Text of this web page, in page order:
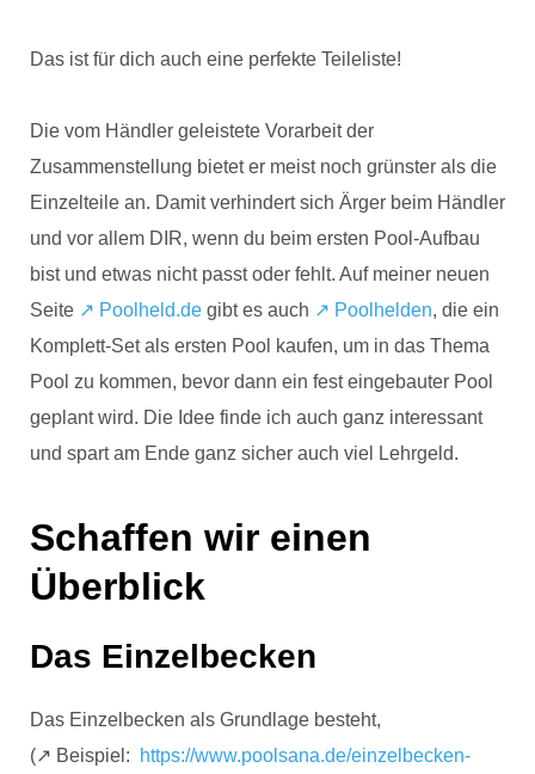
Das ist für dich auch eine perfekte Teileliste!
Die vom Händler geleistete Vorarbeit der
Zusammenstellung bietet er meist noch grünster als die
Einzelteile an. Damit verhindert sich Ärger beim Händler
und vor allem DIR, wenn du beim ersten Pool-Aufbau
bist und etwas nicht passt oder fehlt. Auf meiner neuen
Seite ↗️ Poolheld.de gibt es auch ↗️ Poolhelden, die ein
Komplett-Set als ersten Pool kaufen, um in das Thema
Pool zu kommen, bevor dann ein fest eingebauter Pool
geplant wird. Die Idee finde ich auch ganz interessant
und spart am Ende ganz sicher auch viel Lehrgeld.
Schaffen wir einen
Überblick
Das Einzelbecken
Das Einzelbecken als Grundlage besteht,
(↗️ Beispiel:
https://www.poolsana.de/einzelbecken-